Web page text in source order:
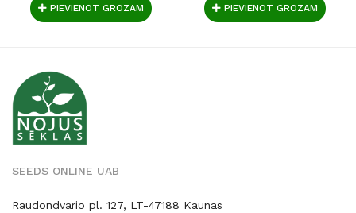
PIEVIENOT GROZAM PIEVIENOT GROZAM
SEEDS ONLINE UAB
Raudondvario pl. 127, LT-47188 Kaunas